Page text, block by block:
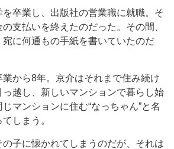
卒業し、出版社の営業職に就職。そ
支払いを終えたのだった。その間、
に何通もの手紙を書いていたのだ
から8年。京介はそれまで住み続け
越し、新しいマンションで暮らし始
マンションに住む“なっちゃん”と名
しまう。
子に懐かれてしまうのだが、それは